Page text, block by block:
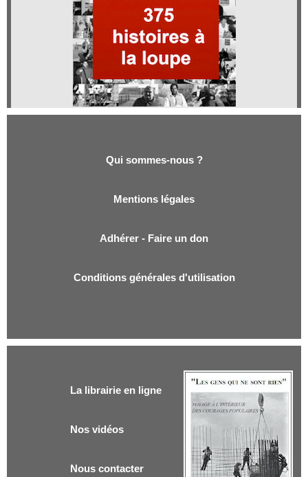
Qui sommes-nous ?
Mentions légales
Adhérer - Faire un don
Conditions générales d'utilisation
La librairie en ligne
Nos vidéos
Nous contacter